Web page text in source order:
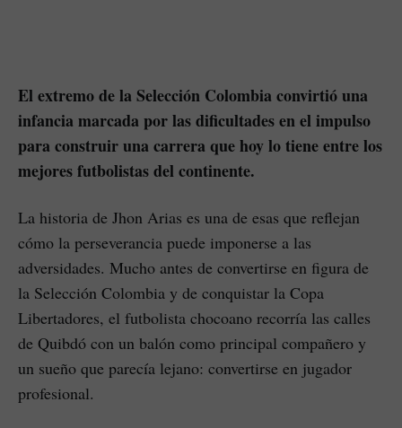
El extremo de la Selección Colombia convirtió una
infancia marcada por las dificultades en el impulso
para construir una carrera que hoy lo tiene entre los
mejores futbolistas del continente.
La historia de Jhon Arias es una de esas que reflejan
cómo la perseverancia puede imponerse a las
adversidades. Mucho antes de convertirse en figura de
la Selección Colombia y de conquistar la Copa
Libertadores, el futbolista chocoano recorría las calles
de Quibdó con un balón como principal compañero y
un sueño que parecía lejano: convertirse en jugador
profesional.